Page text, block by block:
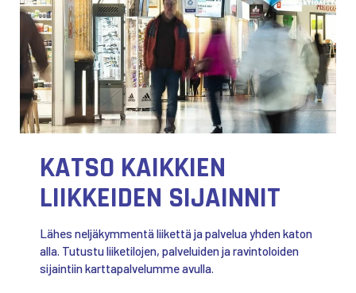
KATSO KAIKKIEN
LIIKKEIDEN SIJAINNIT
Lähes neljäkymmentä liikettä ja palvelua yhden katon
alla. Tutustu liiketilojen, palveluiden ja ravintoloiden
sijaintiin karttapalvelumme avulla.